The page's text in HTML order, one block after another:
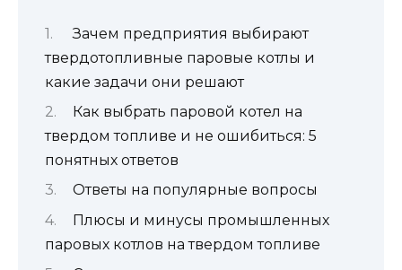
Зачем предприятия выбирают
твердотопливные паровые котлы и
какие задачи они решают
Как выбрать паровой котел на
твердом топливе и не ошибиться: 5
понятных ответов
Ответы на популярные вопросы
Плюсы и минусы промышленных
паровых котлов на твердом топливе